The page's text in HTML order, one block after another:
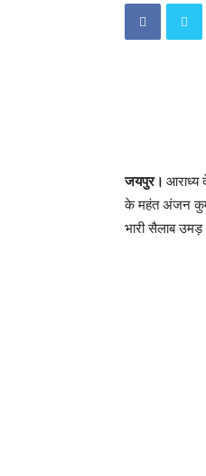
जयपुर। आराध्य
के महंत अंजन
भारी सैलाब उमड़